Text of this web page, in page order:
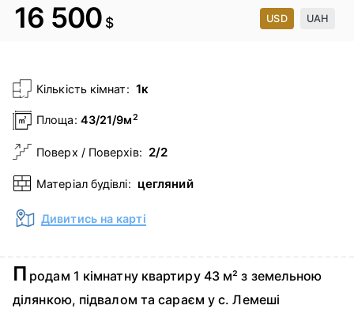
16 500 $ USD UAH
Кількість кімнат: 1к
Площа: 43/21/9м2
Поверх / Поверхів: 2/2
Матеріал будівлі: цегляний
Дивитись на карті
П родам 1 кімнатну квартиру 43 м² з земельною
ділянкою, підвалом та сараєм у с. Лемеші